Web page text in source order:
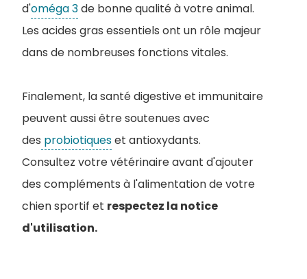
d'oméga 3de bonne qualité à votre animal.
Les acides gras essentiels ont un rôle majeur
dans de nombreuses fonctions vitales.
Finalement, la santé digestive et immunitaire
peuvent aussi être soutenues avec
des probiotiqueset antioxydants.
Consultez votre vétérinaire avant d'ajouter
des compléments à l'alimentation de votre
chien sportif et respectez la notice
d'utilisation.